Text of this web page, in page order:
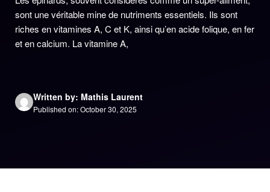
sont une véritable mine de nutriments essentiels. Ils sont
riches en vitamines A, C et K, ainsi qu’en acide folique, en fer
et en calcium. La vitamine A,
Written by: Mathis Laurent
Published on: October 30, 2025